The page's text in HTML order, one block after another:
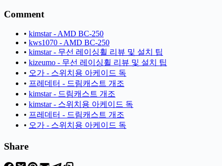
Comment
• kimstar - AMD BC-250
• kws1070 - AMD BC-250
• kimstar - 무선 레이싱휠 리뷰 및 설치 팁
• kizeumo - 무선 레이싱휠 리뷰 및 설치 팁
• 오가 - 스위치용 아케이드 독
• 프레데터 - 드림캐스트 개조
• kimstar - 드림캐스트 개조
• kimstar - 스위치용 아케이드 독
• 프레데터 - 드림캐스트 개조
• 오가 - 스위치용 아케이드 독
Share